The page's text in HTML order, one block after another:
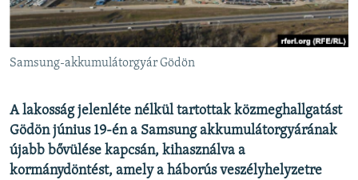
KLÍMAVÁLTOZÁS
A MÚLT TANULSÁGAI
Valamennyi RFE/RL weboldal
Samsung-akkumulátorgyár Gödön
A lakosság jelenléte nélkül tartottak közmeghallgatást
Gödön június 19-én a Samsung akkumulátorgyárának
újabb bővülése kapcsán, kihasználva a
kormánydöntést, amely a háborús veszélyhelyzetre